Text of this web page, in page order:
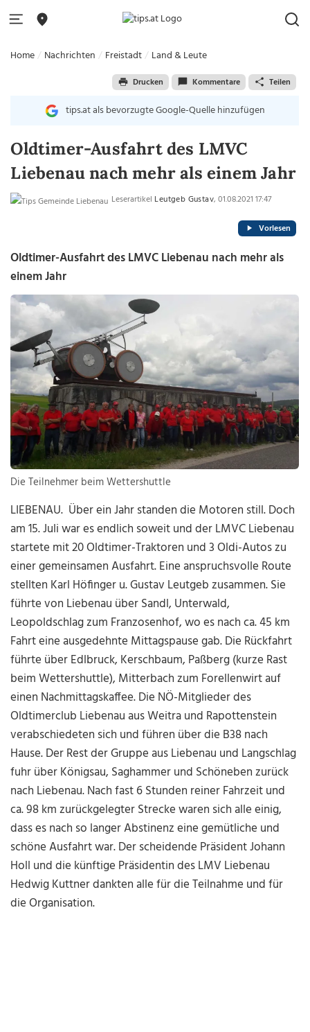
Home Nachrichten Freistadt Land & Leute
Drucken Kommentare Teilen
tips.at als bevorzugte Google-Quelle hinzufügen
Oldtimer-Ausfahrt des LMVC
Liebenau nach mehr als einem Jahr
Leserartikel Leutgeb Gustav, 01.08.2021 17:47
Vorlesen
Oldtimer-Ausfahrt des LMVC Liebenau nach mehr als
einem Jahr
Die Teilnehmer beim Wettershuttle
LIEBENAU. Über ein Jahr standen die Motoren still. Doch
am 15. Juli war es endlich soweit und der LMVC Liebenau
startete mit 20 Oldtimer-Traktoren und 3 Oldi-Autos zu
einer gemeinsamen Ausfahrt. Eine anspruchsvolle Route
stellten Karl Höfinger u. Gustav Leutgeb zusammen. Sie
führte von Liebenau über Sandl, Unterwald,
Leopoldschlag zum Franzosenhof, wo es nach ca. 45 km
Fahrt eine ausgedehnte Mittagspause gab. Die Rückfahrt
führte über Edlbruck, Kerschbaum, Paßberg (kurze Rast
beim Wettershuttle), Mitterbach zum Forellenwirt auf
einen Nachmittagskaffee. Die NÖ-Mitglieder des
Oldtimerclub Liebenau aus Weitra und Rapottenstein
verabschiedeten sich und führen über die B38 nach
Hause. Der Rest der Gruppe aus Liebenau und Langschlag
fuhr über Königsau, Saghammer und Schöneben zurück
nach Liebenau. Nach fast 6 Stunden reiner Fahrzeit und
ca. 98 km zurückgelegter Strecke waren sich alle einig,
dass es nach so langer Abstinenz eine gemütliche und
schöne Ausfahrt war. Der scheidende Präsident Johann
Holl und die künftige Präsidentin des LMV Liebenau
Hedwig Kuttner dankten alle für die Teilnahme und für
die Organisation.